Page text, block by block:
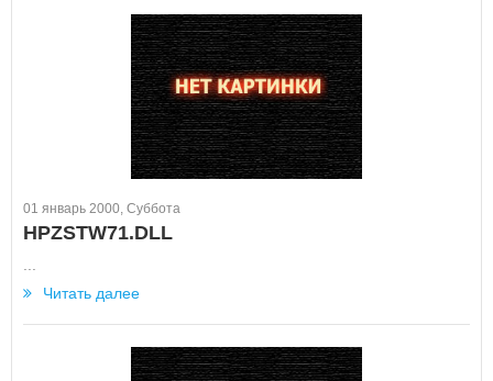
01 январь 2000, Суббота
HPZSTW71.DLL
Читать далее